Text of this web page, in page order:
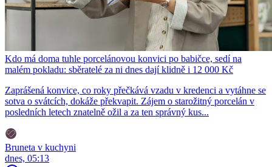
Kdo má doma tuhle porcelánovou konvici po babičce, sedí na
malém pokladu: sběratelé za ni dnes dají klidně i 12 000 Kč
Zaprášená konvice, co roky přečkává vzadu v kredenci a vytáhne se
sotva o svátcích, dokáže překvapit. Zájem o starožitný porcelán v
posledních letech znatelně ožil a za ten správný kus...
Bruneta v kuchyni
dnes, 05:13